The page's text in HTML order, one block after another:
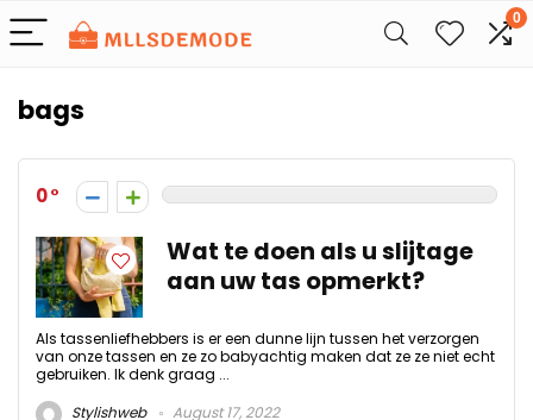
0
bags
0
Wat te doen als u slijtage
aan uw tas opmerkt?
Als tassenliefhebbers is er een dunne lijn tussen het verzorgen
van onze tassen en ze zo babyachtig maken dat ze ze niet echt
gebruiken. Ik denk graag ...
Stylishweb
August 17, 2022